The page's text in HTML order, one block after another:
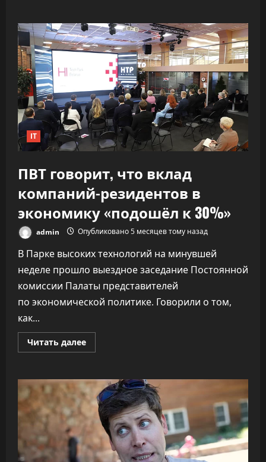
ИИ
почти
удвоил
скорость
разработки
софта,
обрушив
качество
IT
ПВТ говорит, что вклад
компаний-резидентов в
экономику «подошёл к 30%»
admin Опубликовано 5 месяцев тому назад
В Парке высоких технологий на минувшей
неделе прошло выездное заседание Постоянной
комиссии Палаты представителей
по экономической политике. Говорили о том,
как...
Читать далееПрочитать
больше
что
вклад
компаний-
резидентов
в
экономику
«подошёл
30%»